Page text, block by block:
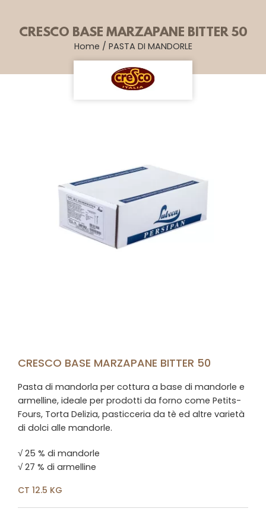
CRESCO BASE MARZAPANE BITTER 50
Home / PASTA DI MANDORLE
CRESCO BASE MARZAPANE BITTER 50
Pasta di mandorla per cottura a base di mandorle e
armelline, ideale per prodotti da forno come Petits-
Fours, Torta Delizia, pasticceria da tè ed altre varietà
di dolci alle mandorle.
√ 25 % di mandorle
√ 27 % di armelline
CT 12.5 KG